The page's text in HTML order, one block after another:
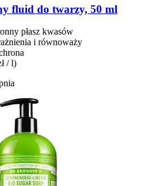
fluid do twarzy, 50 ml
płasz kwasów
i równoważy
/ l)